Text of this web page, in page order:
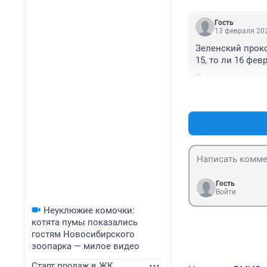
Неуклюжие комочки:
котята пумы показались
гостям Новосибирского
зоопарка — милое видео
Гость
13 февраля
Зеленский
15, то ли 16
Также
граждан своих
[…] «Могу
нет. Я говорю
разведка,
Гость
Войти